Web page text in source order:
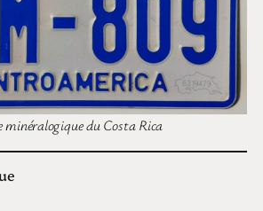
minéralogique du Costa Rica